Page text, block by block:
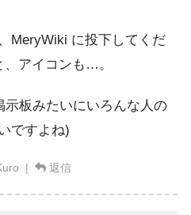
MeryWiki に投下してくだ
アイコンも…。
板みたいにいろんな人の
ですよね)
| 返信